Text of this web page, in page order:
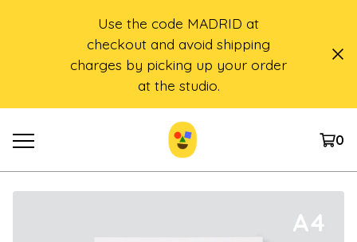
Use the code MADRID at
checkout and avoid shipping
charges by picking up your order
at the studio.
0